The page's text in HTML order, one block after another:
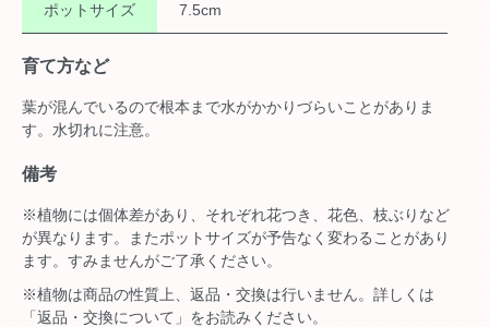
ポットサイズ 7.5cm
育て方など
葉が混んでいるので根本まで水がかかりづらいことがありま
す。水切れに注意。
備考
※植物には個体差があり、それぞれ花つき、花色、枝ぶりなど
が異なります。またポットサイズが予告なく変わることがあり
ます。すみませんがご了承ください。
※植物は商品の性質上、返品・交換は行いません。詳しくは
「返品・交換について」をお読みください。